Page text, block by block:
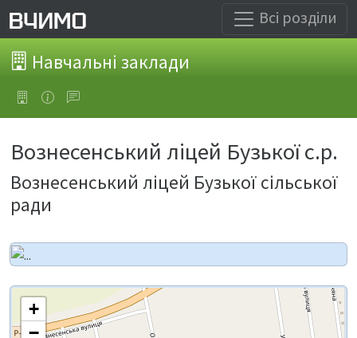
Всі розділи
Навчальні заклади
Вознесенський ліцей Бузької с.р.
Вознесенський ліцей Бузької сільської
ради
+
−